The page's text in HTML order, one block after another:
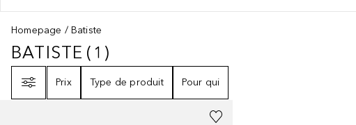
Homepage Batiste
BATISTE1RÉSULTATS
BATISTE ( 1 )
Prix
Type de produit Pour qui